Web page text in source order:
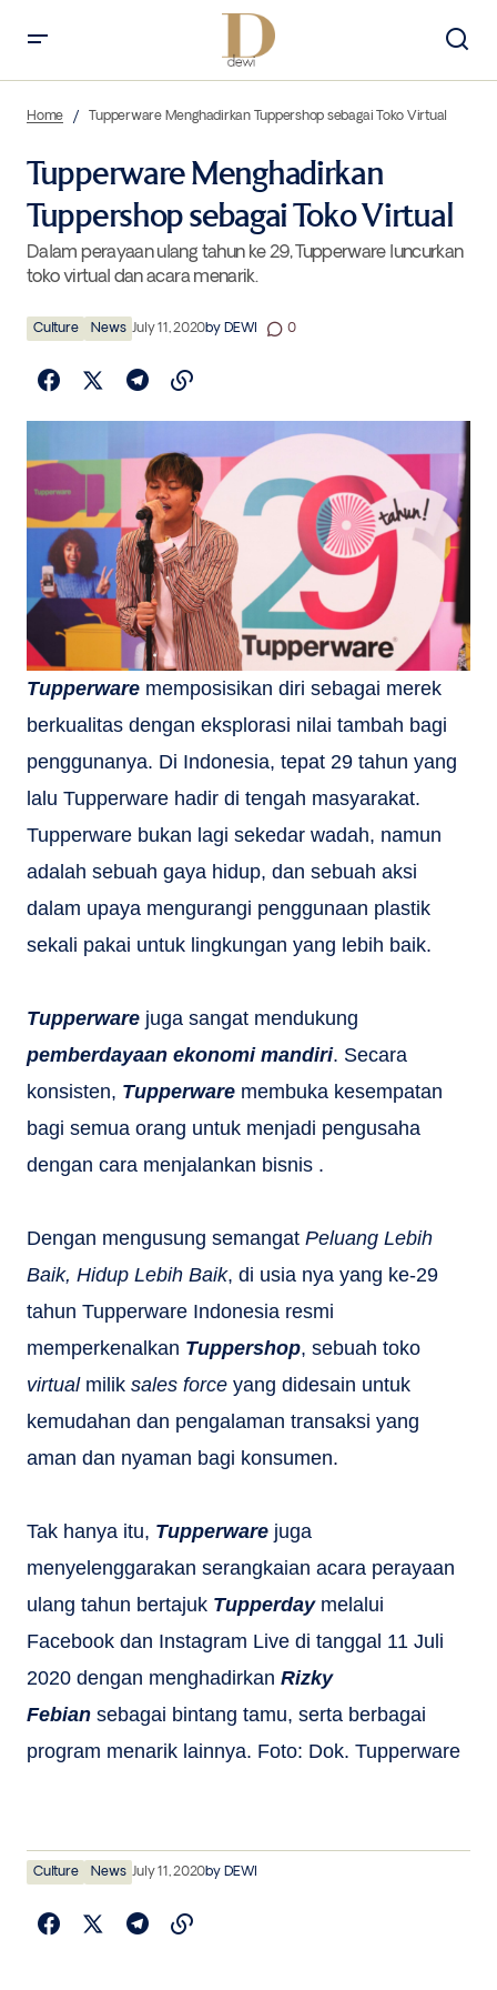
Home Tupperware Menghadirkan Tuppershop sebagai Toko Virtual
Tupperware Menghadirkan
Tuppershop sebagai Toko Virtual
Dalam perayaan ulang tahun ke 29, Tupperware luncurkan
toko virtual dan acara menarik.
Culture News July 11, 2020by DEWI 0
Tupperware memposisikan diri sebagai merek
berkualitas dengan eksplorasi nilai tambah bagi
penggunanya. Di Indonesia, tepat 29 tahun yang
lalu Tupperware hadir di tengah masyarakat.
Tupperware bukan lagi sekedar wadah, namun
adalah sebuah gaya hidup, dan sebuah aksi
dalam upaya mengurangi penggunaan plastik
sekali pakai untuk lingkungan yang lebih baik.
Tupperware juga sangat mendukung
pemberdayaan ekonomi mandiri. Secara
konsisten, Tupperware membuka kesempatan
bagi semua orang untuk menjadi pengusaha
dengan cara menjalankan bisnis .
Dengan mengusung semangat Peluang Lebih
Baik, Hidup Lebih Baik, di usia nya yang ke-29
tahun Tupperware Indonesia resmi
memperkenalkan Tuppershop, sebuah toko
virtual milik sales force yang didesain untuk
kemudahan dan pengalaman transaksi yang
aman dan nyaman bagi konsumen.
Tak hanya itu, Tupperware juga
menyelenggarakan serangkaian acara perayaan
ulang tahun bertajuk Tupperdaymelalui
Facebook dan Instagram Live di tanggal 11 Juli
2020 dengan menghadirkan Rizky
Febian sebagai bintang tamu, serta berbagai
program menarik lainnya. Foto: Dok. Tupperware
Culture News July 11, 2020by DEWI